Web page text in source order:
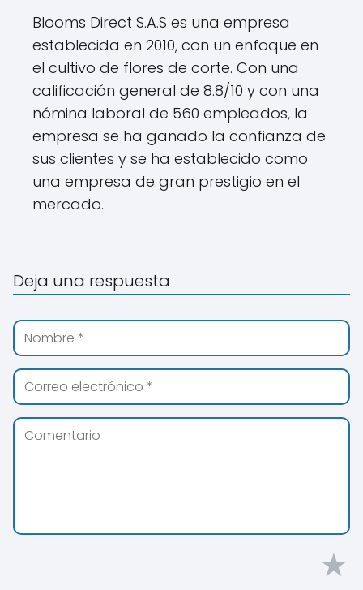
Blooms Direct S.A.S es una empresa
establecida en 2010, con un enfoque en
el cultivo de flores de corte. Con una
calificación general de 8.8/10 y con una
nómina laboral de 560 empleados, la
empresa se ha ganado la confianza de
sus clientes y se ha establecido como
una empresa de gran prestigio en el
mercado.
Deja una respuesta
★